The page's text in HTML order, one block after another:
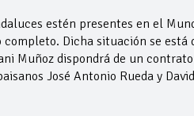
estén presentes en el
Dicha situación se
Muñoz dispondrá de un
José Antonio Rueda y